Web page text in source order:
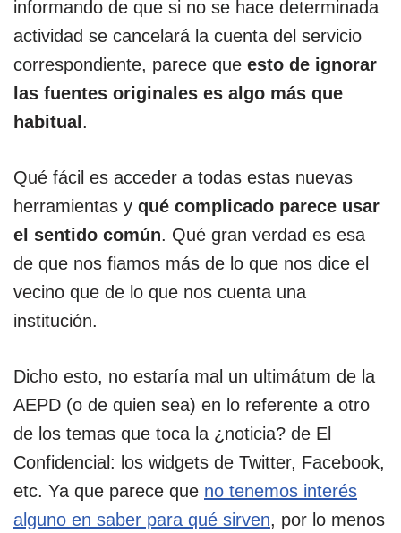
informando de que si no se hace determinada
actividad se cancelará la cuenta del servicio
correspondiente, parece que esto de ignorar
las fuentes originales es algo más que
habitual .
Qué fácil es acceder a todas estas nuevas
herramientas y qué complicado parece usar
el sentido común. Qué gran verdad es esa
de que nos fiamos más de lo que nos dice el
vecino que de lo que nos cuenta una
institución.
Dicho esto, no estaría mal un ultimátum de la
AEPD (o de quien sea) en lo referente a otro
de los temas que toca la ¿noticia? de El
Confidencial: los widgets de Twitter, Facebook,
etc. Ya que parece que no tenemos interés
alguno en saber para qué sirven, por lo menos